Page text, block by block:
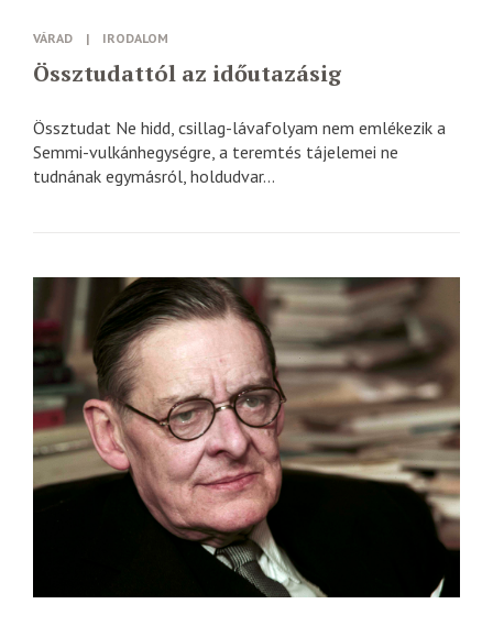
VÁRAD | IRODALOM
Össztudattól az időutazásig
Össztudat Ne hidd, csillag-lávafolyam nem emlékezik a
Semmi-vulkánhegységre, a teremtés tájelemei ne
tudnának egymásról, holdudvar...